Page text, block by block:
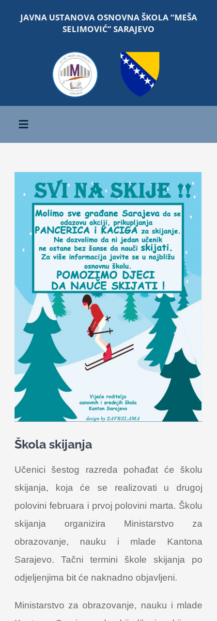
JAVNA USTANOVA OSNOVNA ŠKOLA “MEŠA
SELIMOVIĆ” SARAJEVO
Toggle
Navigation
O školi
Nastava
Učenici
Školske vijesti
Obavještenja
Vijeće roditelja
Larger
Image
Škola skijanja
Učenici šestog razreda pohađat će školu
skijanja, koja će se realizovati u drugoj
polovini februara i prvoj polovini marta. Školu
skijanja organizira Ministarstvo za
obrazovanje, nauku i mlade Kantona
Sarajevo. Tačni termini škole skijanja po
odjeljenjima bit će naknadno objavljeni.
Ministarstvo za obrazovanje, nauku i mlade